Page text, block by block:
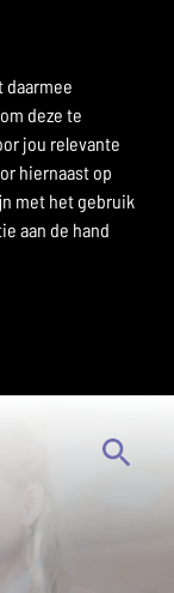
daarmee
deze te
jou relevante
hiernaast op
met het gebruik
aan de hand